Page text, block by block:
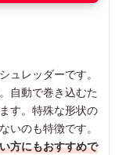
ュレッダーです。
自動で巻き込むた
す。特殊な形状の
いのも特徴です。
方にもおすすめで